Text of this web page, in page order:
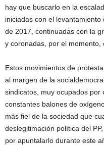
hay que buscarlo en la
iniciadas con el
de 2017, continuadas con la
y coronadas, por el momento,
Estos movimientos de
al margen de la
sindicatos, muy ocupados
constantes balones de
más fiel de la sociedad que
deslegitimación política del
por apuntalarlo durante este